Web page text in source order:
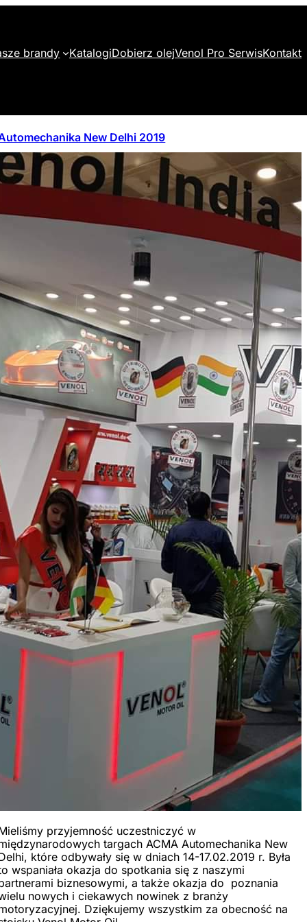
brandy KatalogiDobierz olejVenol Pro SerwisKontakt
New Delhi 2019
przyjemność uczestniczyć w
targach ACMA Automechanika New
które odbywały się w dniach 14-17.02.2019 r. Była
wspaniała okazja do spotkania się z naszymi
biznesowymi, a także okazja do poznania
nowych i ciekawych nowinek z branży
Dziękujemy wszystkim za obecność na